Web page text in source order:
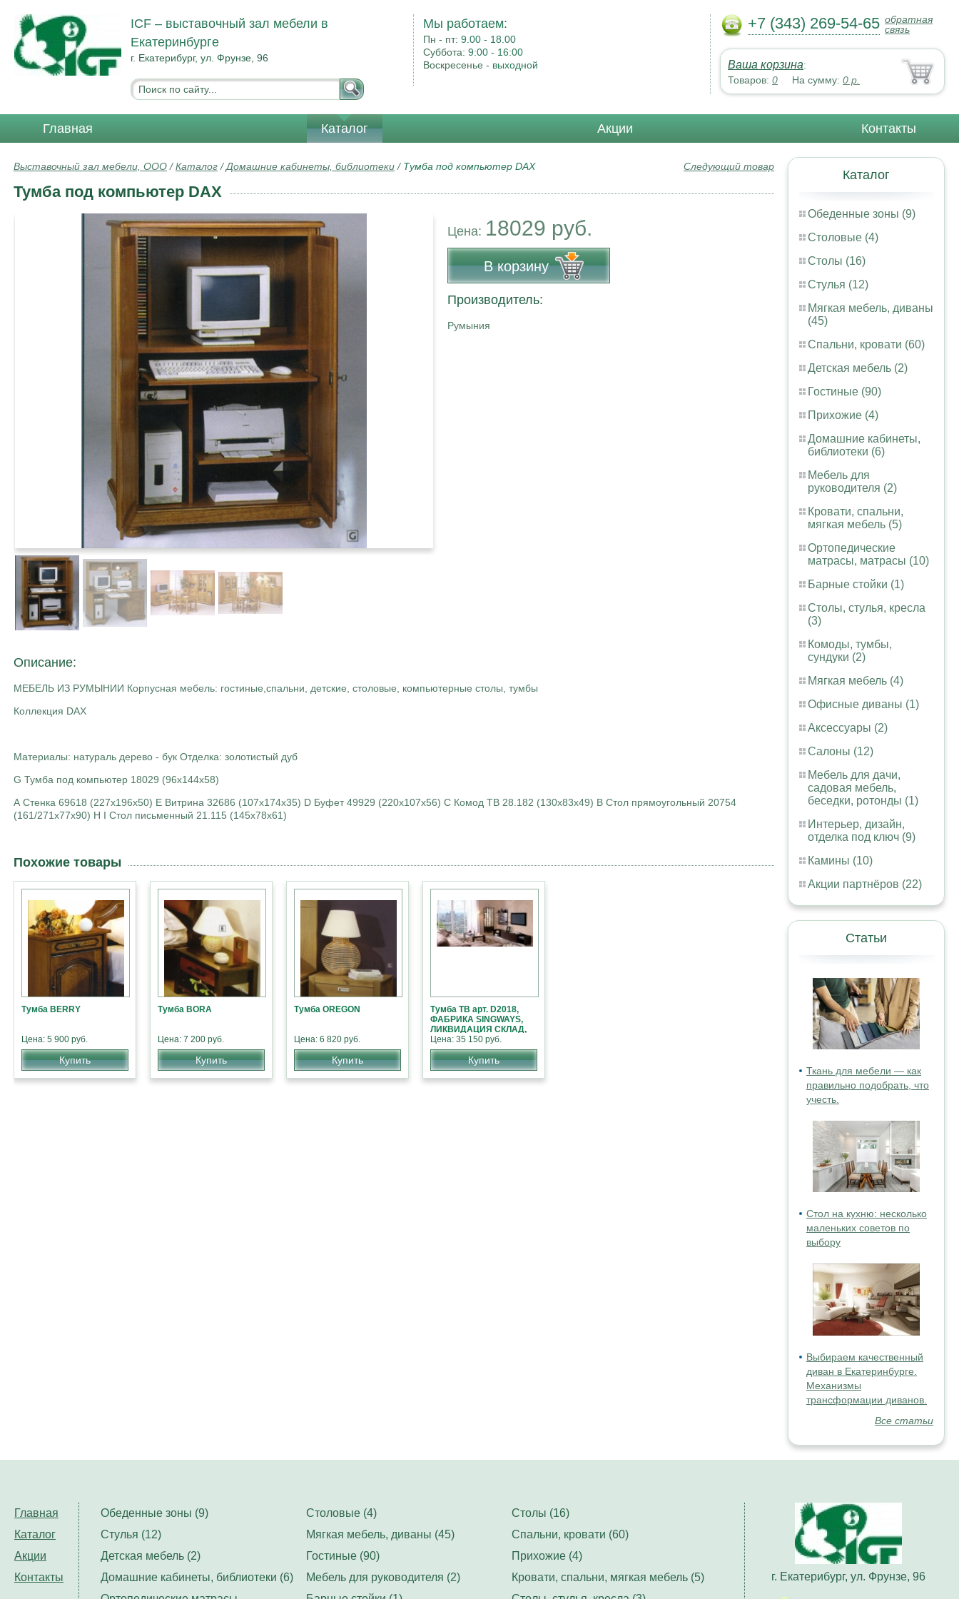
ICF – выставочный зал мебели в
Екатеринбурге
г. Екатерибург, ул. Фрунзе, 96
Мы работаем:
Пн - пт:9.00 - 18.00
Суббота:9:00 - 16:00
Воскресенье - выходной
+7 (343) 269-54-65 обратная
связь
Ваша корзина:
Товаров: 0 На сумму: 0 р.
Главная Каталог Акции Контакты
Каталог
Обеденные зоны (9)
Столовые (4)
Столы (16)
Стулья (12)
Мягкая мебель, диваны
(45)
Спальни, кровати (60)
Детская мебель (2)
Гостиные (90)
Прихожие (4)
Домашние кабинеты,
библиотеки (6)
Мебель для
руководителя (2)
Кровати, спальни,
мягкая мебель (5)
Ортопедические
матрасы, матрасы (10)
Барные стойки (1)
Столы, стулья, кресла
(3)
Комоды, тумбы,
сундуки (2)
Мягкая мебель (4)
Офисные диваны (1)
Аксессуары (2)
Салоны (12)
Мебель для дачи,
садовая мебель,
беседки, ротонды (1)
Интерьер, дизайн,
отделка под ключ (9)
Камины (10)
Акции партнёров (22)
Статьи
Ткань для мебели — как
правильно подобрать, что
учесть.
Стол на кухню: несколько
маленьких советов по
выбору
Выбираем качественный
диван в Екатеринбурге.
Механизмы
трансформации диванов.
Все статьи
Следующий товар
Выставочный зал мебели, ООО /Каталог /Домашние кабинеты, библиотеки / Тумба под компьютер DAX
Тумба под компьютер DAX
Цена: 18029 руб.
В корзину
Производитель:
Румыния
Описание:
МЕБЕЛЬ ИЗ РУМЫНИИ Корпусная мебель: гостиные,спальни, детские, столовые, компьютерные столы, тумбы
Коллекция DAX
Материалы: натураль дерево - бук Отделка: золотистый дуб
G Тумба под компьютер 18029 (96х144х58)
А Стенка 69618 (227х196х50) Е Витрина 32686 (107х174х35) D Буфет 49929 (220х107х56) С Комод ТВ 28.182 (130х83х49) В Стол прямоугольный 20754
(161/271х77х90) H I Стол письменный 21.115 (145х78х61)
Похожие товары
Тумба BERRY
Цена: 5 900 руб.
Купить
Тумба BORA
Цена: 7 200 руб.
Купить
Тумба OREGON
Цена: 6 820 руб.
Купить
Тумба ТВ арт. D2018,
ФАБРИКА SINGWAYS,
ЛИКВИДАЦИЯ СКЛАД,
СКИДКИ
Цена: 35 150 руб.
Купить
Главная
Каталог
Акции
Контакты
г. Екатерибург, ул. Фрунзе, 96
Обеденные зоны (9) Столовые (4)
Столы (16)
Стулья (12)
Мягкая мебель, диваны (45)
Спальни, кровати (60)
Детская мебель (2)
Гостиные (90)
Прихожие (4)
Домашние кабинеты, библиотеки (6)
Мебель для руководителя (2)
Кровати, спальни, мягкая мебель (5)